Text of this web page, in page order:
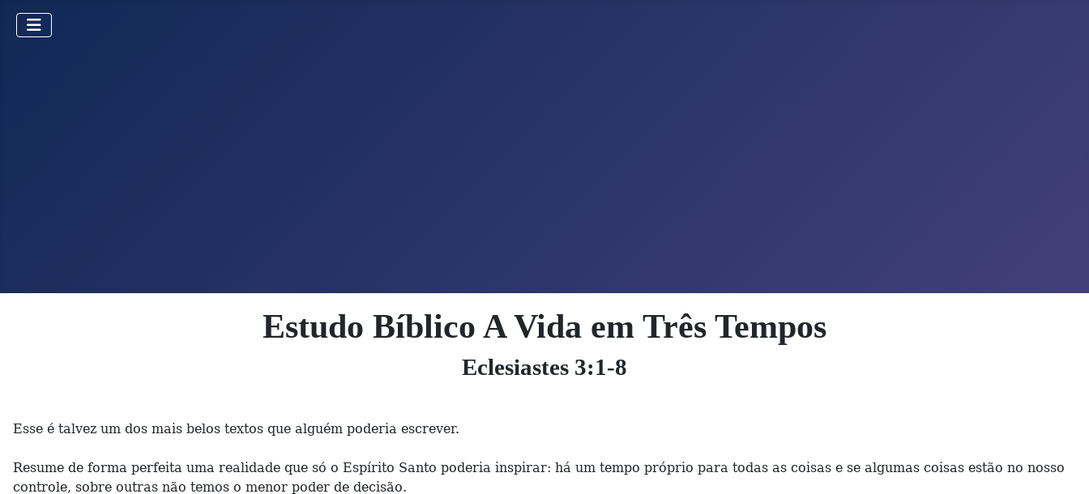
Estudo Bíblico A Vida em Três Tempos
Eclesiastes 3:1-8
Esse é talvez um dos mais belos textos que alguém poderia escrever.
Resume de forma perfeita uma realidade que só o Espírito Santo poderia inspirar: há um tempo próprio para todas as coisas e se algumas coisas estão no nosso
controle, sobre outras não temos o menor poder de decisão.